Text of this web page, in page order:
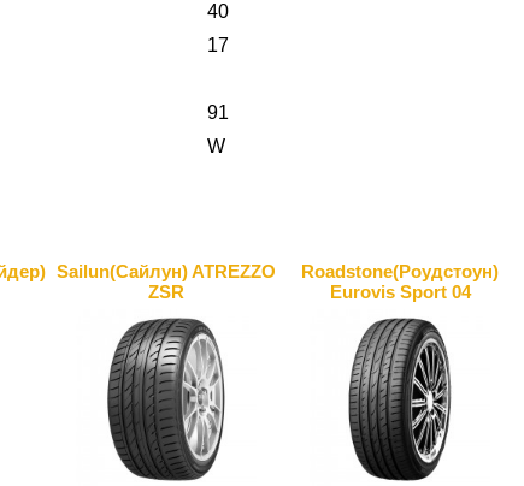
40
17
91
W
Sailun(Сайлун) ATREZZO
ZSR
Roadstone(Роудстоун)
Eurovis Sport 04